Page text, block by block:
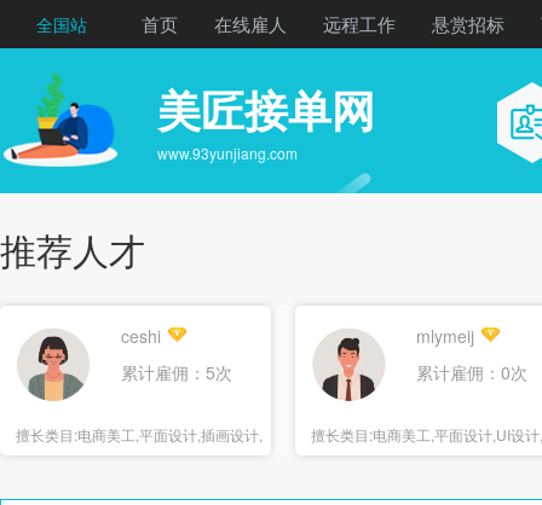
全国站 首页 在线雇人 远程工作 悬赏招标
美匠接单网
www.93yunjiang.com
推荐人才
ceshi
累计雇佣：5次
擅长类目:电商美工,平面设计,插画设计,
海报设计
mlymeij
累计雇佣：0次
擅长类目:电商美工,平面设计,UI设
报设计